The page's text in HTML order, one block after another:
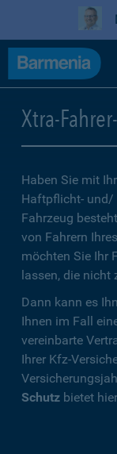
Xtra-
Haben Sie mit
Haftpflicht- und/
Fahrzeug
von Fahrern
möchten Sie Ihr
lassen, die nicht
Dann kann es
Ihnen im Fall
vereinbarte
Ihrer Kfz-
Schutz bietet